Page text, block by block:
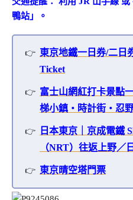
鴨站」。
東京地鐵一日券/二日
Ticket
富士山網紅打卡景點
梯小鎮・時計街・忍
日本東京｜京成電鐵
（NRT）往返上野／
東京晴空塔門票